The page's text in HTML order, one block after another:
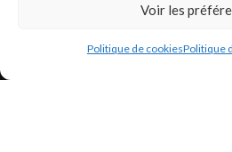
Voir les
Politique de cookiesPolitique